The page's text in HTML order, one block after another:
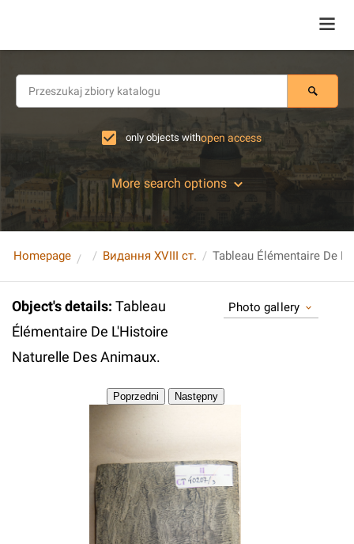
only objects withopen access
More search options
Homepage Видання XVIII ст.
Object's details: Tableau
Élémentaire De L'Histoire
Naturelle Des Animaux.
Photo gallery